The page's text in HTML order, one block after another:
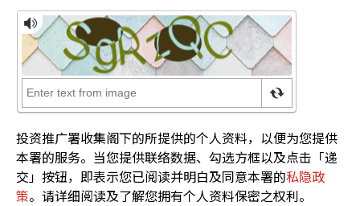
投资推广署收集阁下的所提供的个人资料，以便为您提供
本署的服务。当您提供联络数据、勾选方框以及点击「递
交」按钮，即表示您已阅读并明白及同意本署的私隐政
策。请详细阅读及了解您拥有个人资料保密之权利。